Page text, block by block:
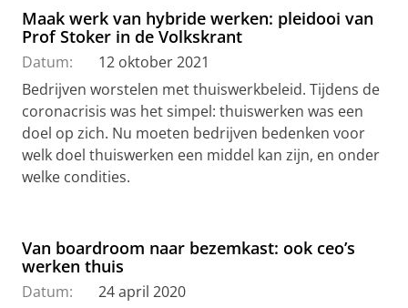
Maak werk van hybride werken: pleidooi van
Prof Stoker in de Volkskrant
Datum:
12 oktober 2021
Bedrijven worstelen met thuiswerkbeleid. Tijdens de
coronacrisis was het simpel: thuiswerken was een
doel op zich. Nu moeten bedrijven bedenken voor
welk doel thuiswerken een middel kan zijn, en onder
welke condities.
Van boardroom naar bezemkast: ook ceo’s
werken thuis
Datum:
24 april 2020